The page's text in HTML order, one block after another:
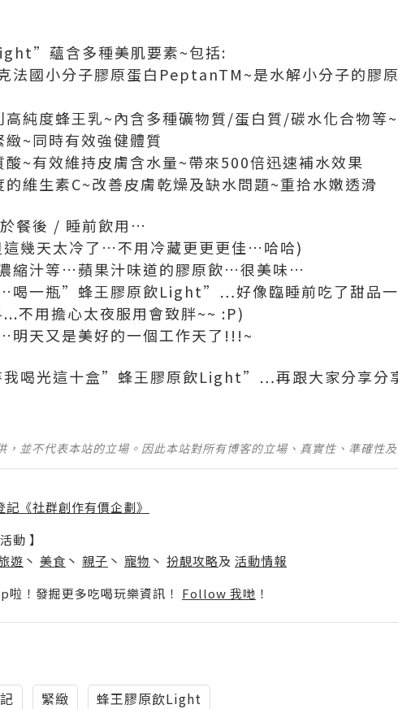
蘊含多種美肌要素~包括:
法國小分子膠原蛋白PeptanTM~是水解小分子的膠
高純度蜂王乳~內含多種礦物質/蛋白質/碳水化合物等
~同時有效強健體質
酸~有效維持皮膚含水量~帶來500倍迅速補水效果
的維生素C~改善皮膚乾燥及缺水問題~重拾水嫩透滑
餐後 / 睡前飲用…
這幾天太冷了…不用冷藏更更更佳…哈哈)
縮汁等…蘋果汁味道的膠原飲…很美味…
…喝一瓶”蜂王膠原飲Light”…好像臨睡前吃了甜品
不用擔心太夜服用會致胖~~ :P)
明天又是美好的一個工作天了!!!~
我喝光這十盒”蜂王膠原飲Light”…再跟大家分享分
，並不代表本站的立場。因此本站對所有博客的立場、真實性、準確性
記《社群創作有價企劃》
動 】
遊 丶 美食 丶 親子 丶 寵物 丶 扮靚攻略及 活動情報
！發掘更多吃喝玩樂資訊！ Follow 我哋 ！
緊緻 蜂王膠原飲Light